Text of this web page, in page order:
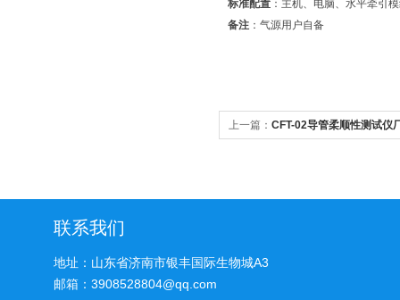
标准配置 ：主机、电脑、水平牵引
备注 ：气源用户自备
上一篇： CFT-02导管柔顺性测试仪
联系我们
地址：山东省济南市银丰国际生物城A3
邮箱：3908528804@qq.com